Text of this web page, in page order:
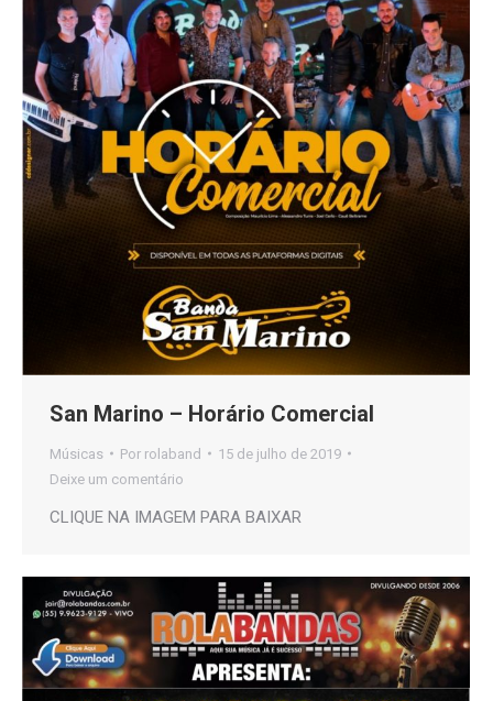
San Marino – Horário Comercial
Músicas Por rolaband
15 de julho de 2019
Deixe um comentário
CLIQUE NA IMAGEM PARA BAIXAR